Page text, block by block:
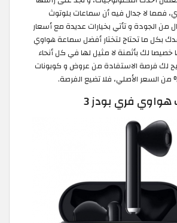
فمما لا جدال فيه أن سماعات بلوتوث
من الجودة و تأتي بخيارات عديدة مع أسعار
بكل ما تحتاج لتختار أفضل سماعة هواوي
خصيصا لك بأثمنة لا مثيل لها في كل أنحاء
لك فرصة الاستفادة من عروض و كوبونات
فري بودز 3